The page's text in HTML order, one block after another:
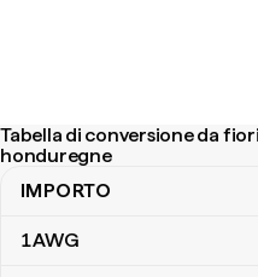
Tabella di conversione da
honduregne
Tabella di conversione da
IMPORTO
1AWG